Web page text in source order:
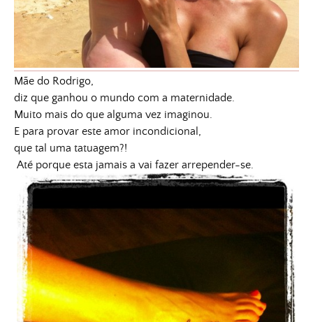
Mãe do Rodrigo,
diz que ganhou o mundo com a maternidade.
Muito mais do que alguma vez imaginou.
E para provar este amor incondicional,
que tal uma tatuagem?!
Até porque esta jamais a vai fazer arrepender-se.